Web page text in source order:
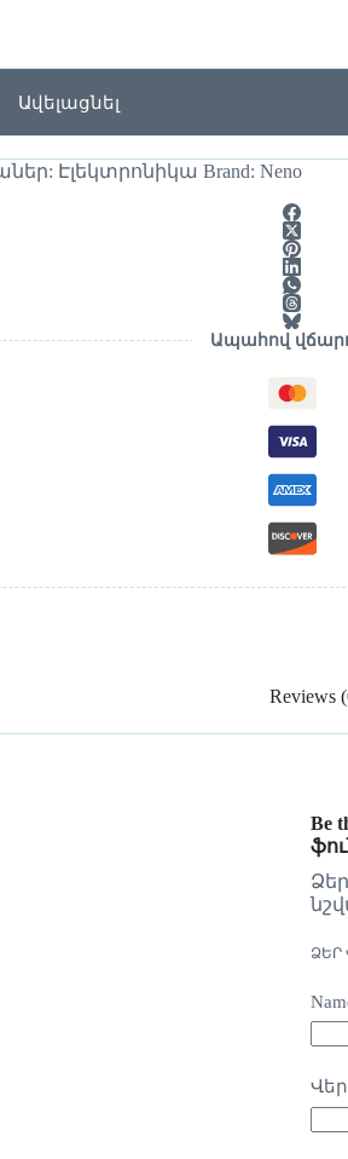
Ավելացնել
Էլեկտրոնիկա Brand: Neno
Ապահով
Reviews
Be
ՁԵՐ